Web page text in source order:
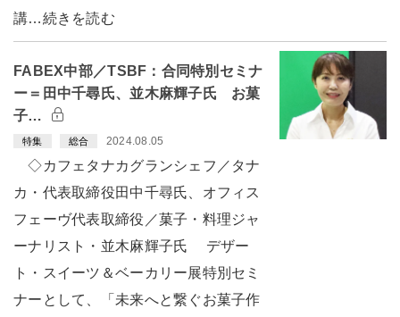
講…続きを読む
FABEX中部／TSBF：合同特別セミナ
ー＝田中千尋氏、並木麻輝子氏 お菓
子…
特集 総合 2024.08.05
◇カフェタナカグランシェフ／タナ
カ・代表取締役田中千尋氏、オフィス
フェーヴ代表取締役／菓子・料理ジャ
ーナリスト・並木麻輝子氏 デザー
ト・スイーツ＆ベーカリー展特別セミ
ナーとして、「未来へと繋ぐお菓子作